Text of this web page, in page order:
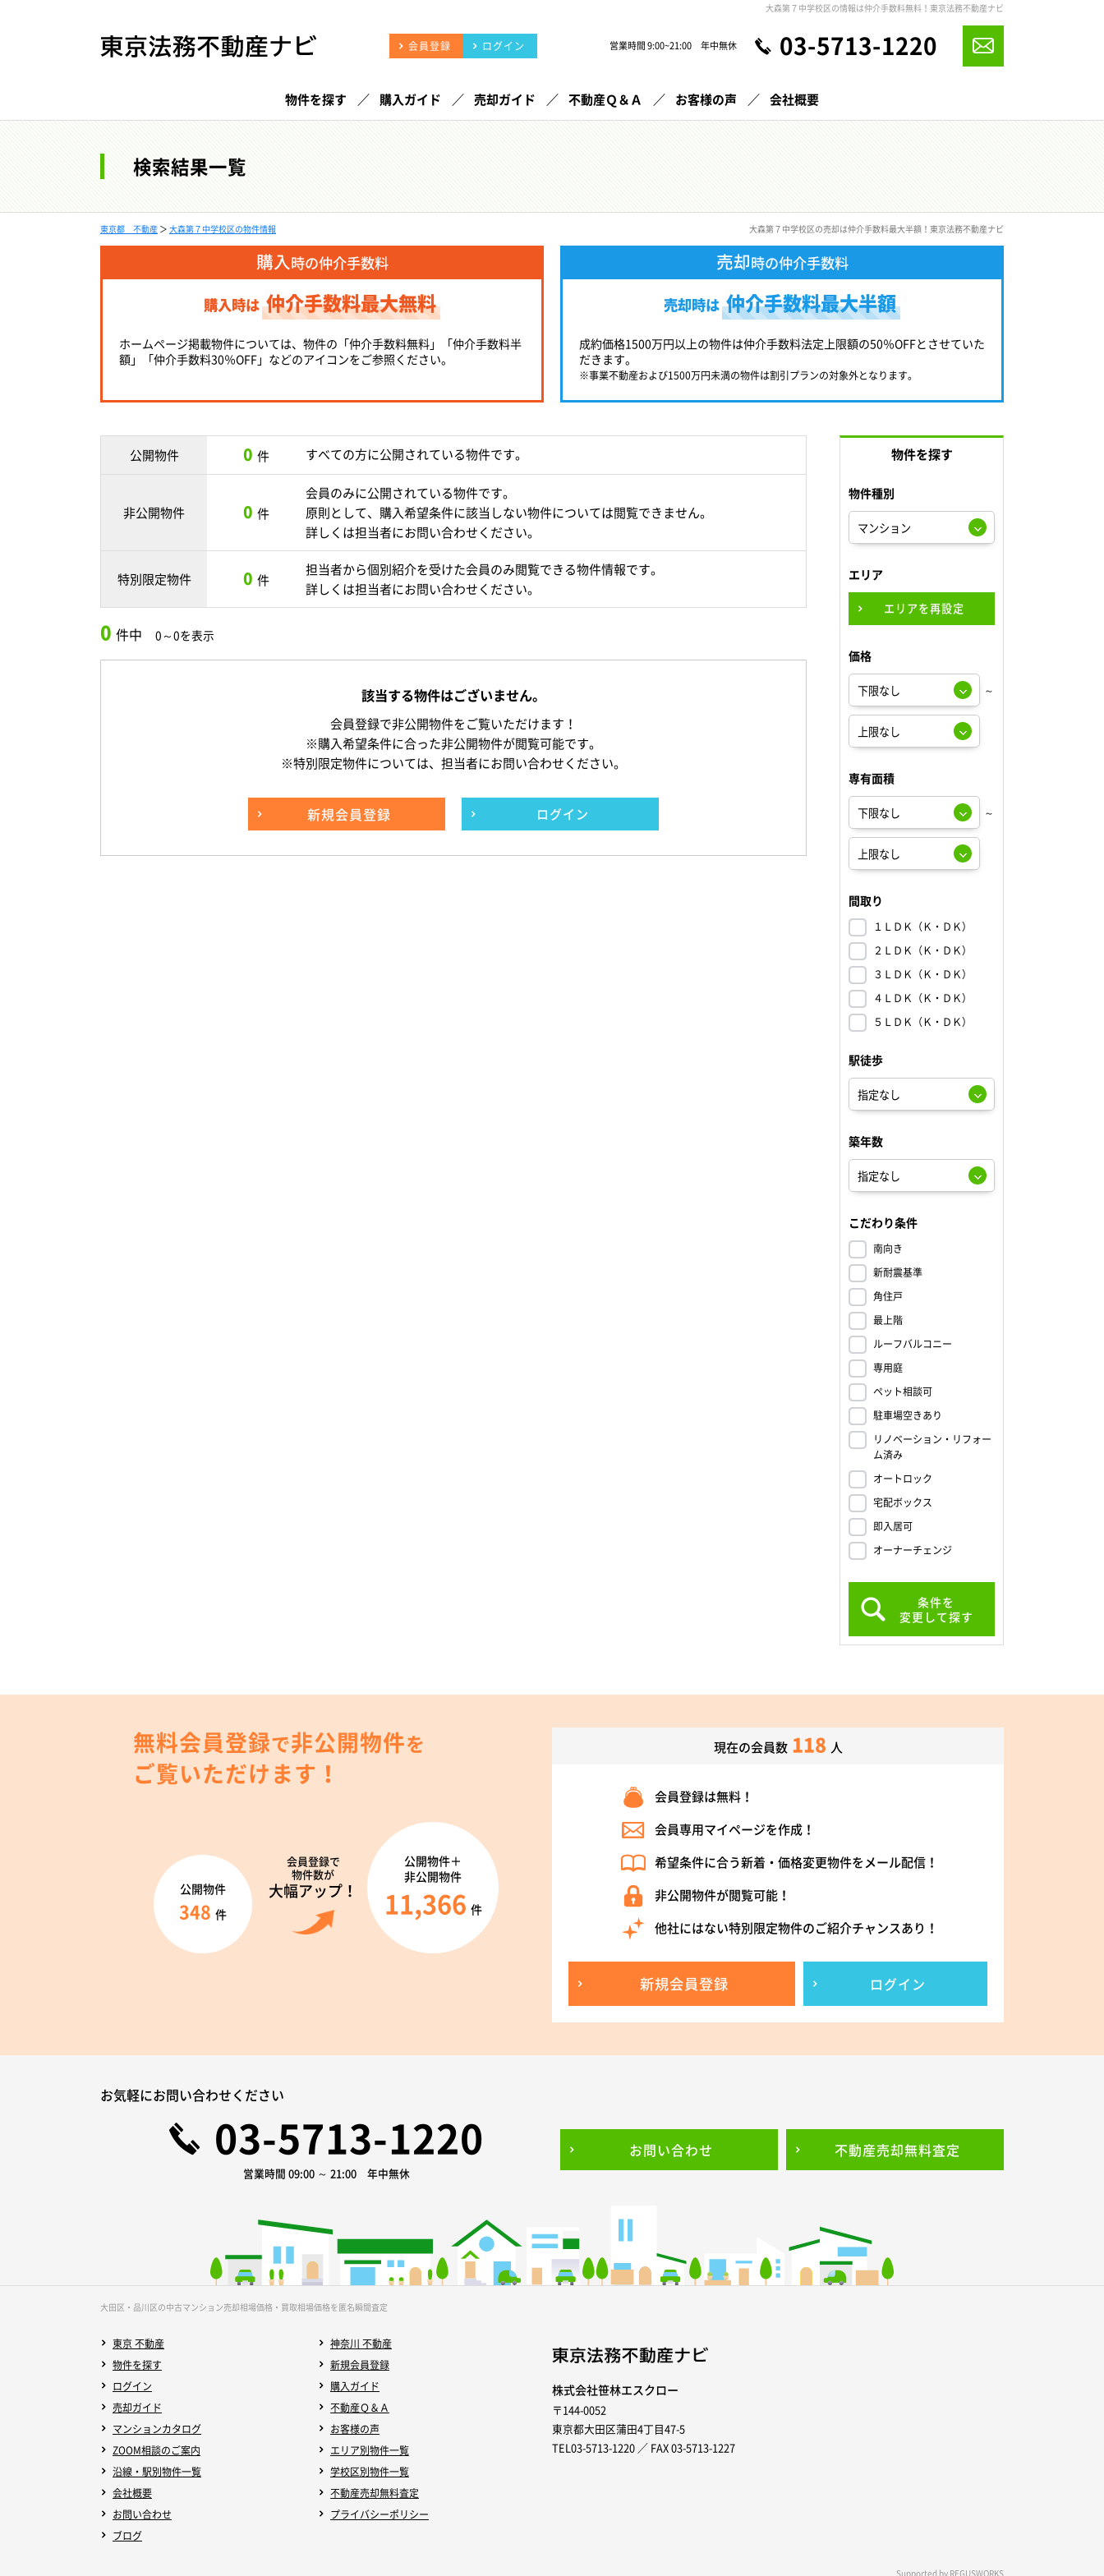
大森第７中学校区の情報は仲介手数料無料！東京法務不動産ナビ
会員登録 ログイン 営業時間 9:00~21:00 年中無休 03-5713-1220
物件を探す 購入ガイド 売却ガイド 不動産Ｑ＆Ａ お客様の声 会社概要
検索結果一覧
東京都 不動産 ＞ 大森第７中学校区の物件情報 大森第７中学校区の売却は仲介手数料最大半額！東京法務不動産ナビ
購入時の仲介手数料
購入時は 仲介手数料最大無料
ホームページ掲載物件については、物件の「仲介手数料無料」「仲介手数料半
額」「仲介手数料30％OFF」などのアイコンをご参照ください。
売却時の仲介手数料
売却時は 仲介手数料最大半額
成約価格1500万円以上の物件は仲介手数料法定上限額の50％OFFとさせていた
だきます。
※事業不動産および1500万円未満の物件は割引プランの対象外となります。
公開物件 0 件 すべての方に公開されている物件です。
非公開物件 0 件
会員のみに公開されている物件です。
原則として、購入希望条件に該当しない物件については閲覧できません。
詳しくは担当者にお問い合わせください。
特別限定物件 0 件
担当者から個別紹介を受けた会員のみ閲覧できる物件情報です。
詳しくは担当者にお問い合わせください。
0 件中 0～0を表示
該当する物件はございません。
会員登録で非公開物件をご覧いただけます！
※購入希望条件に合った非公開物件が閲覧可能です。
※特別限定物件については、担当者にお問い合わせください。
新規会員登録 ログイン
物件を探す
物件種別
エリア
エリアを再設定
価格
～
専有面積
～
間取り
１ＬＤＫ（Ｋ・ＤＫ）
２ＬＤＫ（Ｋ・ＤＫ）
３ＬＤＫ（Ｋ・ＤＫ）
４ＬＤＫ（Ｋ・ＤＫ）
５ＬＤＫ（Ｋ・ＤＫ）
駅徒歩
築年数
こだわり条件
南向き
新耐震基準
角住戸
最上階
ルーフバルコニー
専用庭
ペット相談可
駐車場空きあり
リノベーション・リフォー
ム済み
オートロック
宅配ボックス
即入居可
オーナーチェンジ
条件を
変更して探す
無料会員登録で非公開物件を
ご覧いただけます！
会員登録で
物件数が
大幅アップ！
公開物件
348 件
公開物件＋
非公開物件
11,366 件
現在の会員数 118 人
会員登録は無料！
会員専用マイページを作成！
希望条件に合う新着・価格変更物件をメール配信！
非公開物件が閲覧可能！
他社にはない特別限定物件のご紹介チャンスあり！
新規会員登録 ログイン
お気軽にお問い合わせください
03-5713-1220
営業時間 09:00 ～ 21:00 年中無休
お問い合わせ 不動産売却無料査定
大田区・品川区の中古マンション売却相場価格・買取相場価格を匿名瞬間査定
東京 不動産
神奈川 不動産
物件を探す
新規会員登録
ログイン
購入ガイド
売却ガイド
不動産Ｑ＆Ａ
マンションカタログ
お客様の声
ZOOM相談のご案内
エリア別物件一覧
沿線・駅別物件一覧
学校区別物件一覧
会社概要
不動産売却無料査定
お問い合わせ
プライバシーポリシー
ブログ
株式会社笹林エスクロー
〒144-0052
東京都大田区蒲田4丁目47-5
TEL03-5713-1220 ／ FAX 03-5713-1227
Supported by REGUSWORKS